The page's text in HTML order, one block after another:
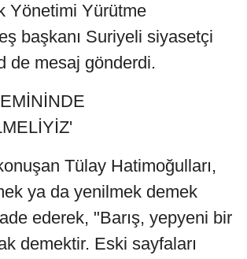
Yönetimi Yürütme
başkanı Suriyeli siyasetçi
de mesaj gönderdi.
Tülay Hatimoğulları,
ya da yenilmek demek
ederek, "Barış, yepyeni bir
demektir. Eski sayfaları